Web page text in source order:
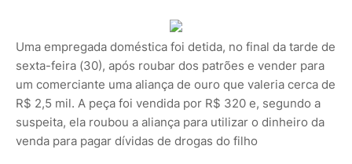
Uma empregada doméstica foi detida, no final da tarde de
sexta-feira (30), após roubar dos patrões e vender para
um comerciante uma aliança de ouro que valeria cerca de
R$ 2,5 mil. A peça foi vendida por R$ 320 e, segundo a
suspeita, ela roubou a aliança para utilizar o dinheiro da
venda para pagar dívidas de drogas do filho